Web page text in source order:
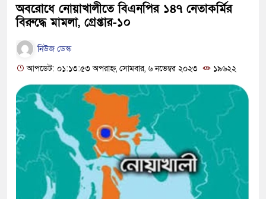
অবরোধে নোয়াখালীতে বিএনপির ১৪৭ নেতাকর্মির
বিরুদ্ধে মামলা, গ্রেপ্তার-১০
নিউজ ডেস্ক
আপডেট: ০১:১৩:৫৩ অপরাহ্ন, সোমবার, ৬ নভেম্বর ২০২৩
১৯৬২২